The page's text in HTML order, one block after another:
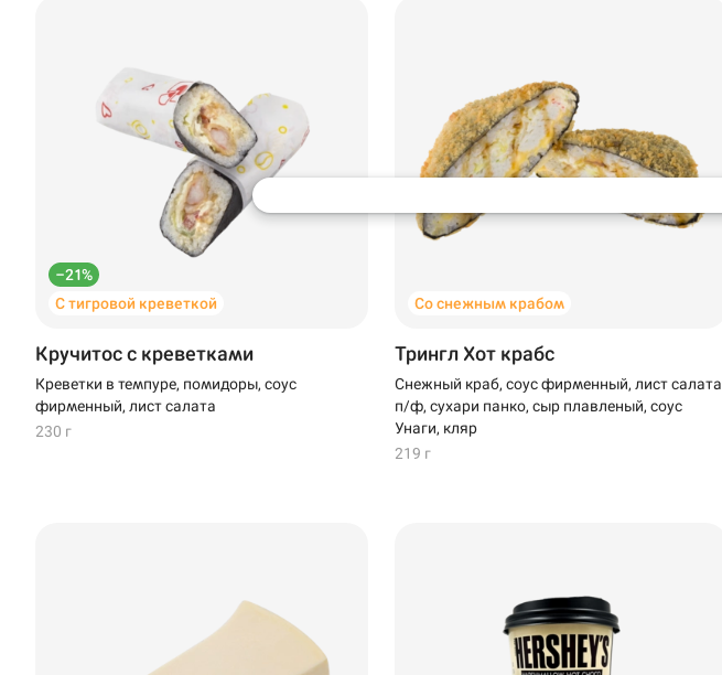
–21%
С тигровой креветкой
Кручитос с креветками
Креветки в темпуре, помидоры, соус
фирменный, лист салата
230 г
Со снежным крабом
Трингл Хот крабс
Снежный краб, соус фирменный, лист салата
п/ф, сухари панко, сыр плавленый, соус
Унаги, кляр
219 г
Выбрать ресторан